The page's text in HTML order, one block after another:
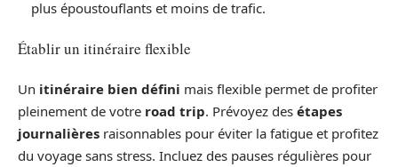
plus époustouflants et moins de trafic.
Établir un itinéraire flexible
Un itinéraire bien défini mais flexible permet de profiter
pleinement de votre road trip. Prévoyez des étapes
journalières raisonnables pour éviter la fatigue et profitez
du voyage sans stress. Incluez des pauses régulières pour